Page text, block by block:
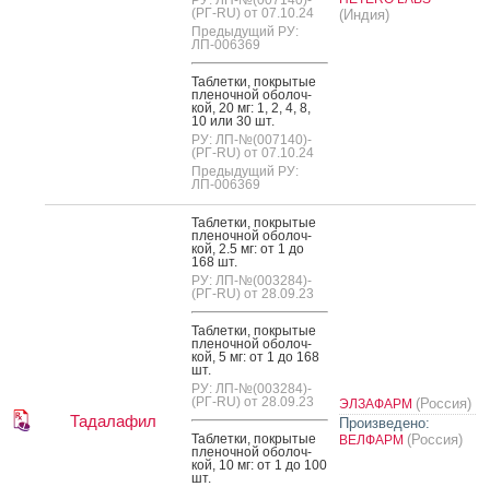
(РГ-RU) от 07.10.24
Предыдущий РУ:
ЛП-006369
Таб­летки, пок­ры­тые
пле­ноч­ной обо­лоч­
кой, 20 мг: 1, 2, 4, 8,
10 или 30 шт.
РУ: ЛП-№(007140)-
(РГ-RU) от 07.10.24
Предыдущий РУ:
ЛП-006369
(Индия)
Тадалафил
Таб­летки, пок­ры­тые
пле­ноч­ной обо­лоч­
кой, 2.5 мг: от 1 до
168 шт.
РУ: ЛП-№(003284)-
(РГ-RU) от 28.09.23
Таб­летки, пок­ры­тые
пле­ноч­ной обо­лоч­
кой, 5 мг: от 1 до 168
шт.
РУ: ЛП-№(003284)-
(РГ-RU) от 28.09.23
Таб­летки, пок­ры­тые
пле­ноч­ной обо­лоч­
кой, 10 мг: от 1 до 100
шт.
ЭЛЗАФАРМ (Россия)
Произведено:
ВЕЛФАРМ (Россия)